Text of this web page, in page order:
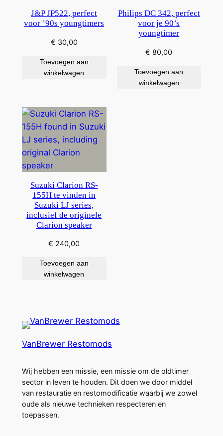
J&P JP522, perfect
voor ’90s youngtimers
€ 30,00
Toevoegen aan
winkelwagen
Philips DC 342, perfect
voor je 90’s
youngtimer
€ 80,00
Toevoegen aan
winkelwagen
Suzuki Clarion RS-
155H te vinden in
Suzuki LJ series,
inclusief de originele
Clarion speaker
€ 240,00
Toevoegen aan
winkelwagen
VanBrewer Restomods
Wij hebben een missie, een missie om de oldtimer
sector in leven te houden. Dit doen we door middel
van restauratie en restomodificatie waarbij we zowel
oude als nieuwe technieken respecteren en
toepassen.